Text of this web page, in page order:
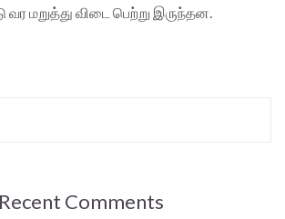
மறுத்து விடை பெற்று இருந்தன.
Recent Comments